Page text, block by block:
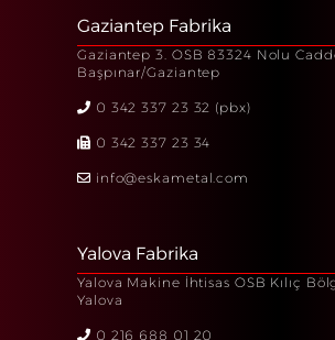
Gaziantep Fabrika
Gaziantep 3. OSB 83324 Nolu
Başpınar/Gaziantep
0 342 337 23 32 (pbx)
0 342 337 23 34
info@eskametal.com
Yalova Fabrika
Yalova Makine İhtisas OSB Kılıç
Yalova
0 216 688 01 20